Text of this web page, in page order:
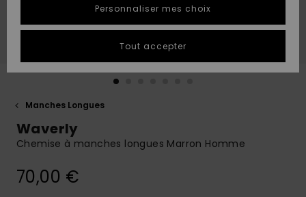
tailles
conversation
obtenir la
à votre
Manches Longues
Waverly
Chemise à manches longues Marron Homme
70,00 €
Personnaliser mes choix
Tout accepter